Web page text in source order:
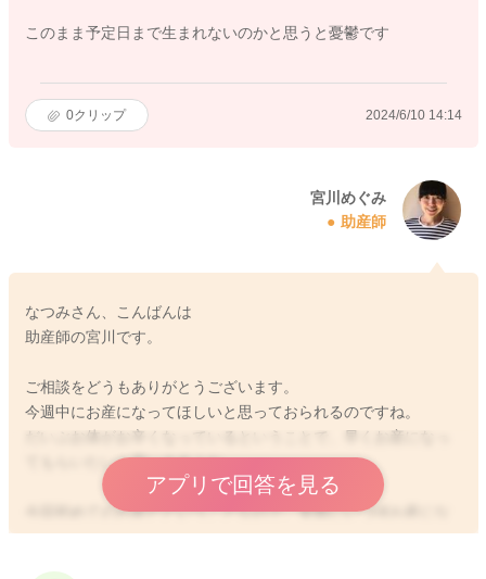
このまま予定日まで生まれないのかと思うと憂鬱です
0クリップ 2024/6/10 14:14
宮川めぐみ
助産師
なつみさん、こんばんは
助産師の宮川です。
ご相談をどうもありがとうございます。
今週中にお産になってほしいと思っておられるのですね。
だいぶお体がお辛くなっているということで、早くお産になっ
てもらいたいと思いますよね。
今回初めてのお産だということなので、実際にいつ頃お産にな
ってくれるのかはわからないのですが、体調をみながら少しず
アプリで回答を見る